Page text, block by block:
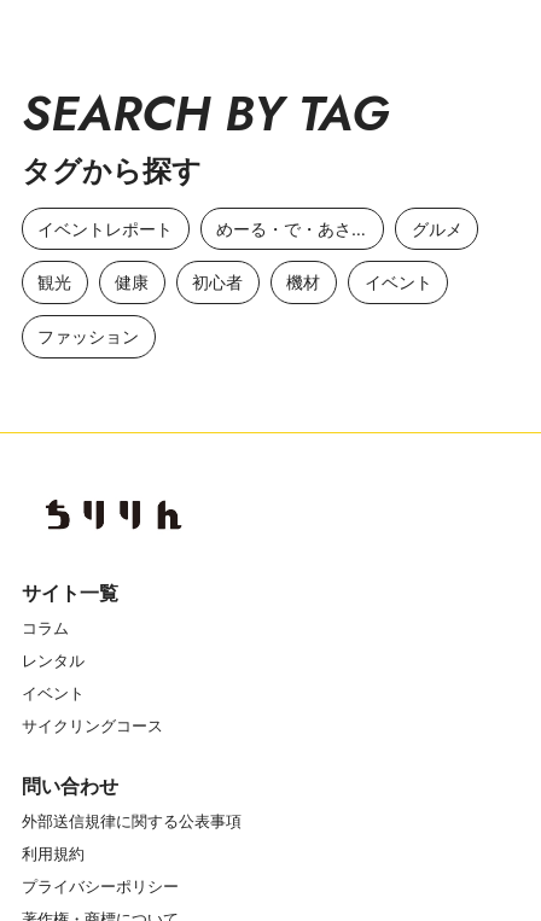
SEARCH BY TAG
タグから探す
イベントレポート めーる・で・あさひ グルメ
観光 健康 初心者 機材 イベント
ファッション
サイト一覧
コラム
レンタル
イベント
サイクリングコース
問い合わせ
外部送信規律に関する公表事項
利用規約
プライバシーポリシー